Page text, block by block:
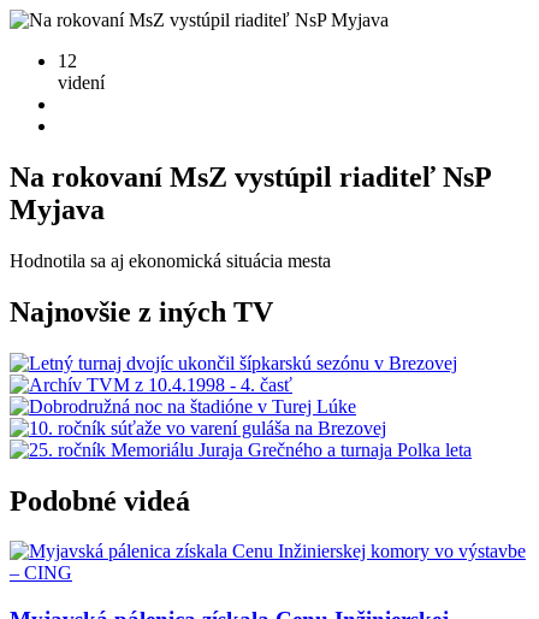
12
videní
Na rokovaní MsZ vystúpil riaditeľ NsP
Myjava
Hodnotila sa aj ekonomická situácia mesta
Najnovšie z iných TV
Podobné videá